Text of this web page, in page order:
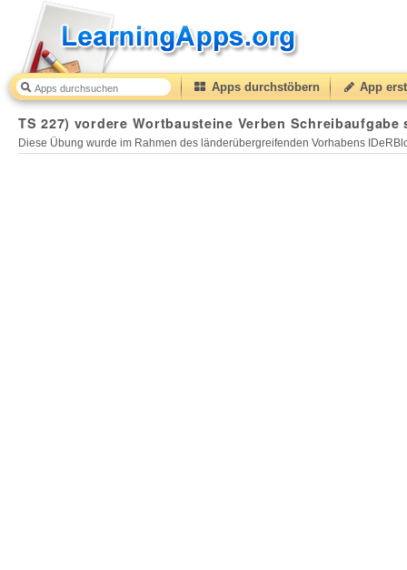
Apps durchstöbern App
TS 227) vordere Wortbausteine Verben Schreibaufgabe
Diese Übung wurde im Rahmen des länderübergreifenden Vorhabens